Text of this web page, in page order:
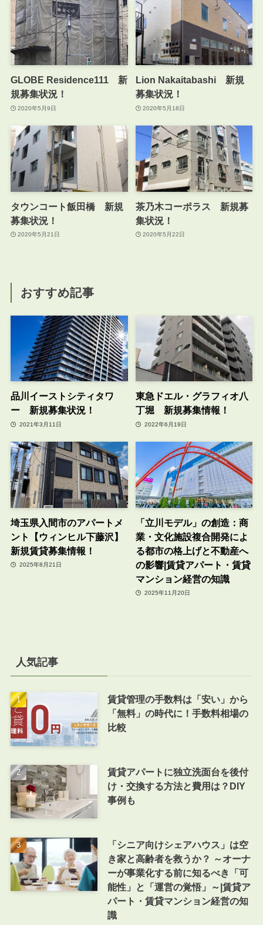
GLOBE Residence111 新
規募集状況！
2020年5月9日
Lion Nakaitabashi 新規
募集状況！
2020年5月18日
タウンコート飯田橋 新規
募集状況！
2020年5月21日
茶乃木コーポラス 新規募
集状況！
2020年5月22日
おすすめ記事
品川イーストシティタワ
ー 新規募集状況！
2021年3月11日
東急ドエル・グラフィオ八
丁堀 新規募集情報！
2022年6月19日
埼玉県入間市のアパートメ
ント【ウィンヒル下藤沢】
新規賃貸募集情報！
2025年8月21日
「立川モデル」の創造：商
業・文化施設複合開発によ
る都市の格上げと不動産へ
の影響|賃貸アパート・賃貸
マンション経営の知識
2025年11月20日
人気記事
賃貸管理の手数料は「安い」から
「無料」の時代に！手数料相場の
比較
賃貸アパートに独立洗面台を後付
け・交換する方法と費用は？DIY
事例も
「シニア向けシェアハウス」は空
き家と高齢者を救うか？ ～オーナ
ーが事業化する前に知るべき「可
能性」と「運営の覚悟」～|賃貸ア
パート・賃貸マンション経営の知
識